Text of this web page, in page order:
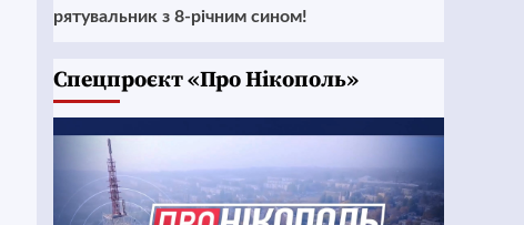
рятувальник з 8-річним сином!
Cпецпроєкт «Про Нікополь»